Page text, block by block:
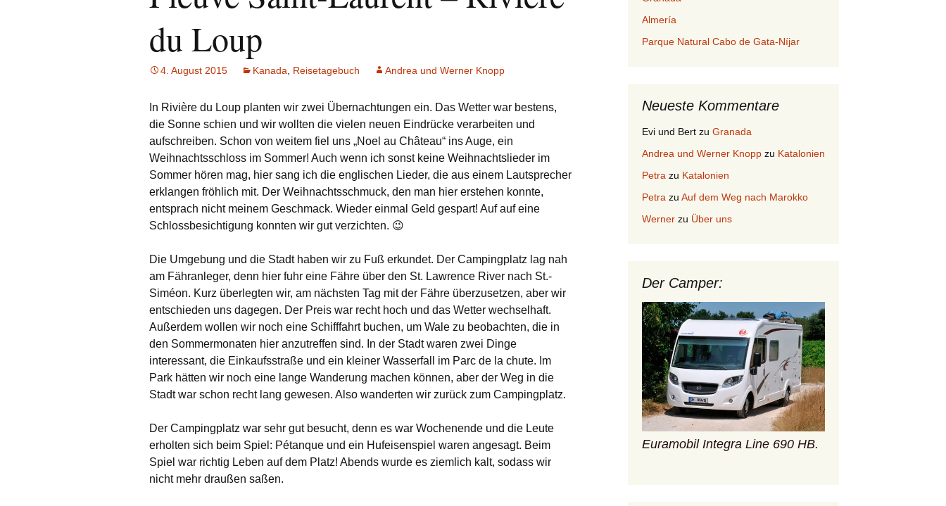
du Loup
4. August 2015 Kanada Reisetagebuch Andrea und Werner Knopp
In Rivière du Loup planten wir zwei Übernachtungen ein. Das Wetter war bestens,
die Sonne schien und wir wollten die vielen neuen Eindrücke verarbeiten und
aufschreiben. Schon von weitem fiel uns „Noel au Château“ ins Auge, ein
Weihnachtsschloss im Sommer! Auch wenn ich sonst keine Weihnachtslieder im
Sommer hören mag, hier sang ich die englischen Lieder, die aus einem Lautsprecher
erklangen fröhlich mit. Der Weihnachtsschmuck, den man hier erstehen konnte,
entsprach nicht meinem Geschmack. Wieder einmal Geld gespart! Auf auf eine
Schlossbesichtigung konnten wir gut verzichten. 😉
Die Umgebung und die Stadt haben wir zu Fuß erkundet. Der Campingplatz lag nah
am Fähranleger, denn hier fuhr eine Fähre über den St. Lawrence River nach St.-
Siméon. Kurz überlegten wir, am nächsten Tag mit der Fähre überzusetzen, aber wir
entschieden uns dagegen. Der Preis war recht hoch und das Wetter wechselhaft.
Außerdem wollen wir noch eine Schifffahrt buchen, um Wale zu beobachten, die in
den Sommermonaten hier anzutreffen sind. In der Stadt waren zwei Dinge
interessant, die Einkaufsstraße und ein kleiner Wasserfall im Parc de la chute. Im
Park hätten wir noch eine lange Wanderung machen können, aber der Weg in die
Stadt war schon recht lang gewesen. Also wanderten wir zurück zum Campingplatz.
Der Campingplatz war sehr gut besucht, denn es war Wochenende und die Leute
erholten sich beim Spiel: Pétanque und ein Hufeisenspiel waren angesagt. Beim
Spiel war richtig Leben auf dem Platz! Abends wurde es ziemlich kalt, sodass wir
nicht mehr draußen saßen.
Almería
Parque Natural Cabo de Gata-Níjar
Neueste Kommentare
Evi und Bert zu Granada
Andrea und Werner Knopp zu Katalonien
Petra zu Katalonien
Petra zu Auf dem Weg nach Marokko
Werner zu Über uns
Der Camper:
Euramobil Integra Line 690 HB.